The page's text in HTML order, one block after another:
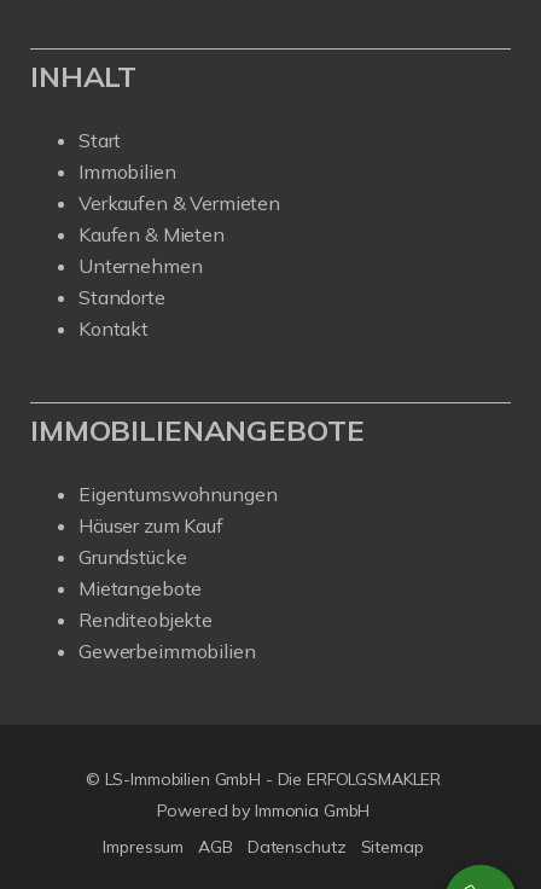
INHALT
Start
Immobilien
Verkaufen & Vermieten
Kaufen & Mieten
Unternehmen
Standorte
Kontakt
IMMOBILIENANGEBOTE
Eigentumswohnungen
Häuser zum Kauf
Grundstücke
Mietangebote
Renditeobjekte
Gewerbeimmobilien
© LS-Immobilien GmbH - Die ERFOLGSMAKLER
Powered by Immonia GmbH
Impressum
AGB Datenschutz Sitemap